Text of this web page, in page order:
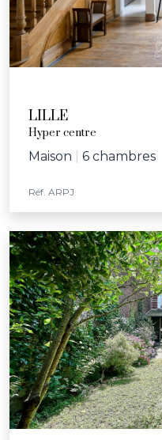
LILLE
Hyper centre
Maison 6 chambres
Réf. ARPJ